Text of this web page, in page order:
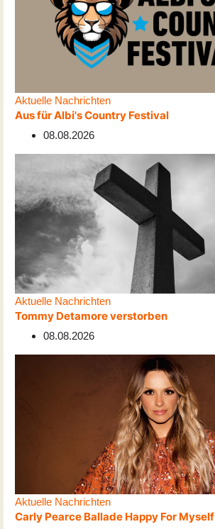
Aktuelle Nachrichten
Aus für Albi's Country Festival
08.08.2026
Aktuelle Nachrichten
Tommy Detamore verstorben
08.08.2026
Aktuelle Nachrichten
Carly Pearce Ballade Happy For Myself